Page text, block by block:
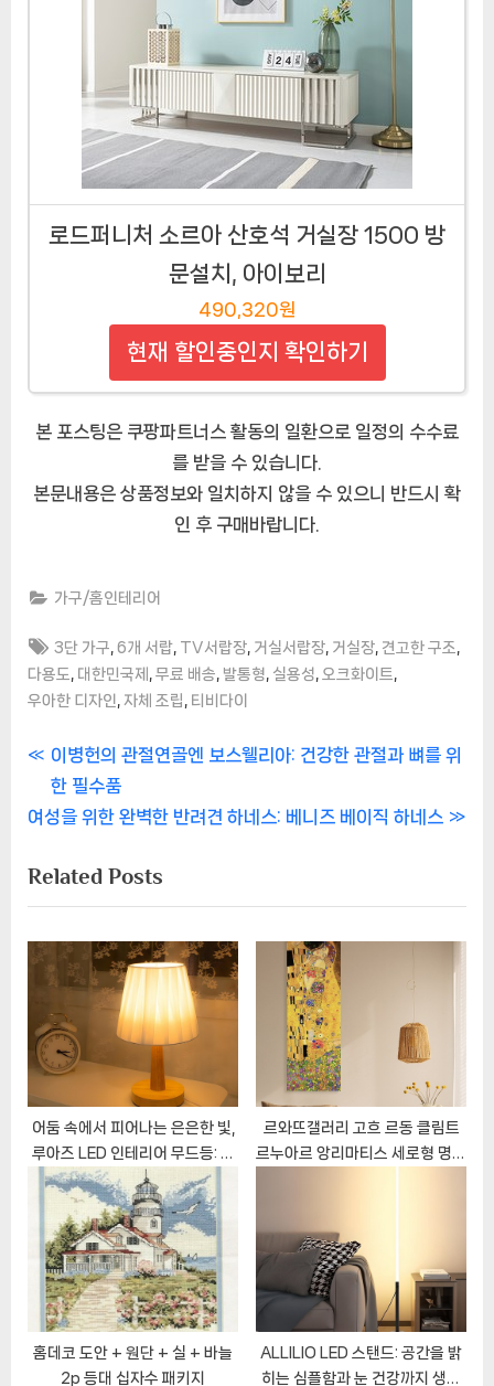
로드퍼니처 소르아 산호석 거실장 1500 방
문설치, 아이보리
490,320원
현재 할인중인지 확인하기
본 포스팅은 쿠팡파트너스 활동의 일환으로 일정의 수수료
를 받을 수 있습니다.
본문내용은 상품정보와 일치하지 않을 수 있으니 반드시 확
인 후 구매바랍니다.
가구/홈인테리어
Tags:
3단 가구 ,6개 서랍 TV서랍장 거실서랍장 거실장 견고한 구조
다용도 대한민국제 무료 배송 발통형 실용성 오크화이트
우아한 디자인 자체 조립 티비다이
글
내
게
이
션
P
r
e
i
o
u
s
o
s
:
이병헌의 관절연골엔 보스웰리아: 건강한 관절과 뼈를 위
한 필수품
N
x
t
P
o
t
여성을 위한 완벽한 반려견 하네스: 베니즈 베이직 하네스
Related Posts
어둠 속에서 피어나는 은은한 빛,
루아즈 LED 인테리어 무드등: 침
실에 스며드는 아늑함
르와뜨갤러리 고흐 르동 클림트
르누아르 앙리마티스 세로형 명화
홈데코 도안 + 원단 + 실 + 바늘
2p 등대 십자수 패키지
ALLILIO LED 스탠드: 공간을 밝
히는 심플함과 눈 건강까지 생각